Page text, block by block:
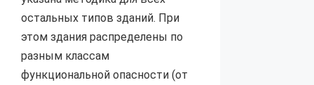
остальных типов зданий. При
этом здания распределены по
разным классам
функциональной опасности (от